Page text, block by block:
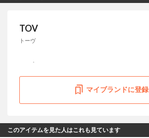
TOV
トーヴ
マイブランドに登録
このアイテムを見た人はこれも見ています